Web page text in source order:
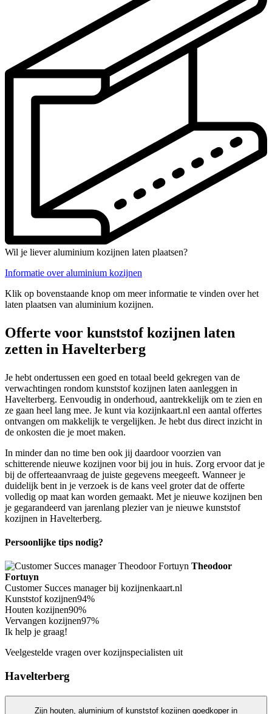
Wil je liever aluminium kozijnen laten plaatsen?
Informatie over aluminium kozijnen
Klik op bovenstaande knop om meer informatie te vinden over het
laten plaatsen van aluminium kozijnen.
Offerte voor kunststof kozijnen laten
zetten in Havelterberg
Je hebt ondertussen een goed en totaal beeld gekregen van de
verwachtingen rondom kunststof kozijnen laten aanleggen in
Havelterberg. Eenvoudig in onderhoud, aantrekkelijk om te zien en
ze gaan heel lang mee. Je kunt via kozijnkaart.nl een aantal offertes
ontvangen om makkelijk te vergelijken. Je hebt dus direct inzicht in
de onkosten die je moet maken.
In minder dan no time ben ook jij daardoor voorzien van
schitterende nieuwe kozijnen voor bij jou in huis. Zorg ervoor dat je
bij de offerteaanvraag de juiste gegevens meegeeft. Wanneer je
duidelijk bent in je verzoek is de kans veel groter dat de offerte
volledig op maat kan worden gemaakt. Met je nieuwe kozijnen ben
je gegarandeerd van jarenlang plezier van je nieuwe kunststof
kozijnen in Havelterberg.
Persoonlijke tips nodig?
Theodoor
Fortuyn
Customer Succes manager bij kozijnenkaart.nl
Kunststof kozijnen94%
Houten kozijnen90%
Vervangen kozijnen97%
Ik help je graag!
Veelgestelde vragen over kozijnspecialisten uit
Havelterberg
Zijn houten, aluminium of kunststof kozijnen goedkoper in